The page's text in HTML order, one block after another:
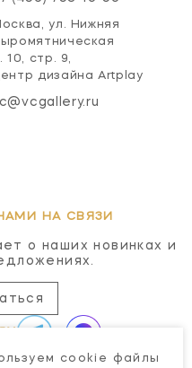
ул. Нижняя
10, стр. 9,
дизайна Artplay
НА СВЯЗИ
о наших новинках и
cookie файлы